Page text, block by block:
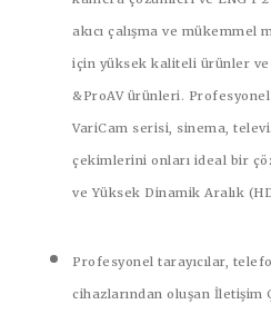
akıcı çalışma ve
için yüksek kaliteli ürünler
&ProAV ürünleri.
VariCam serisi, sinema,
çekimlerini onları ideal bir
ve Yüksek Dinamik Aralık
Profesyonel tarayıcılar,
cihazlarından oluşan İletişim